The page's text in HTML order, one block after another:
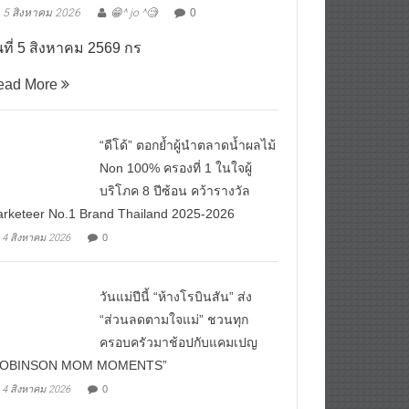
5 สิงหาคม 2026 😁^ jo ^🧐 0
ที่ 5 สิงหาคม 2569 กร
More
“ดีโด้” ตอกย้ำผู้นำตลาดน้ำผลไม้
Non 100% ครองที่ 1 ในใจผู้
บริโภค 8 ปีซ้อน คว้ารางวัล
No.1 Brand Thailand 2025-2026
4 สิงหาคม 2026 0
วันแม่ปีนี้ “ห้างโรบินสัน” ส่ง
“ส่วนลดตามใจแม่” ชวนทุก
ครอบครัวมาช้อปกับแคมเปญ
MOM MOMENTS”
4 สิงหาคม 2026 0